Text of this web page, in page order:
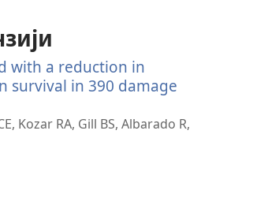
with a reduction in
survival in 390 damage
Kozar RA, Gill BS, Albarado R,